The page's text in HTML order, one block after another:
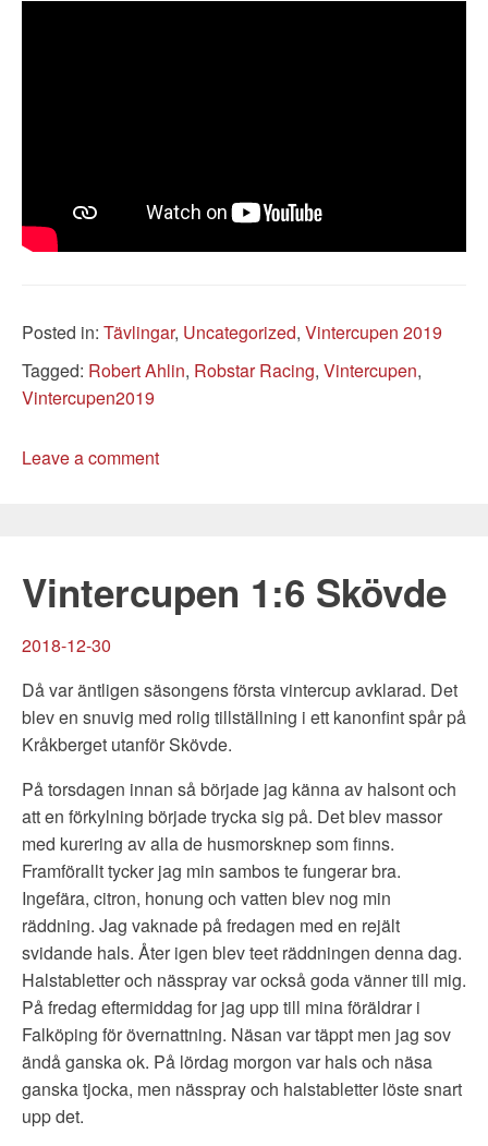
Posted in: Categories
Tävlingar, Uncategorized, Vintercupen 2019
Tagged: Tags
Robert Ahlin, Robstar Racing, Vintercupen,
Vintercupen2019
Leave a comment
Vintercupen 1:6 Skövde
2018-12-30
Då var äntligen säsongens första vintercup avklarad. Det
blev en snuvig med rolig tillställning i ett kanonfint spår på
Kråkberget utanför Skövde.
På torsdagen innan så började jag känna av halsont och
att en förkylning började trycka sig på. Det blev massor
med kurering av alla de husmorsknep som finns.
Framförallt tycker jag min sambos te fungerar bra.
Ingefära, citron, honung och vatten blev nog min
räddning. Jag vaknade på fredagen med en rejält
svidande hals. Åter igen blev teet räddningen denna dag.
Halstabletter och nässpray var också goda vänner till mig.
På fredag eftermiddag for jag upp till mina föräldrar i
Falköping för övernattning. Näsan var täppt men jag sov
ändå ganska ok. På lördag morgon var hals och näsa
ganska tjocka, men nässpray och halstabletter löste snart
upp det.